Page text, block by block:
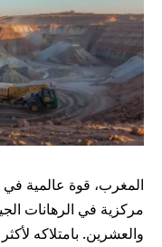
المغرب، قوة عالمية في
مركزية في الرهانات